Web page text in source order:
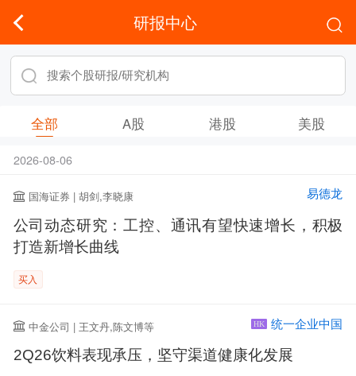
研报中心
全部 A股 港股 美股
2026-08-06
国海证券 | 胡剑,李晓康 易德龙
公司动态研究：工控、通讯有望快速增长，积极
打造新增长曲线
买入
中金公司 | 王文丹,陈文博等 HK 统一企业中国
2Q26饮料表现承压，坚守渠道健康化发展